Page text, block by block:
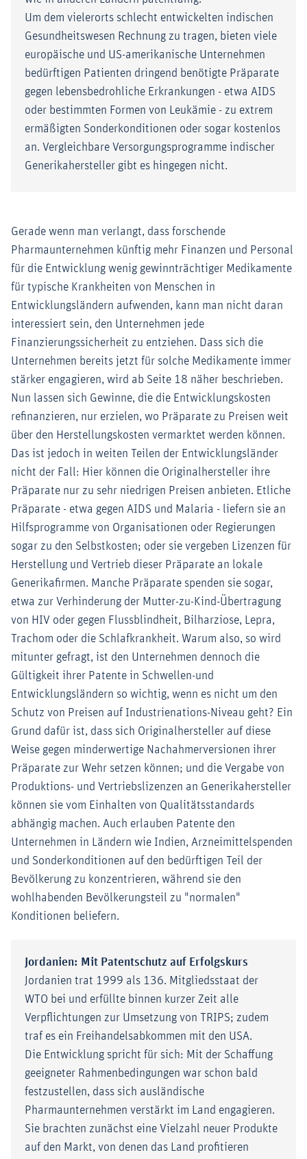
Um dem vielerorts schlecht entwickelten indischen
Gesundheitswesen Rechnung zu tragen, bieten viele
europäische und US-amerikanische Unternehmen
bedürftigen Patienten dringend benötigte Präparate
gegen lebensbedrohliche Erkrankungen - etwa AIDS
oder bestimmten Formen von Leukämie - zu extrem
ermäßigten Sonderkonditionen oder sogar kostenlos
an. Vergleichbare Versorgungsprogramme indischer
Generikahersteller gibt es hingegen nicht.
Gerade wenn man verlangt, dass forschende
Pharmaunternehmen künftig mehr Finanzen und Personal
für die Entwicklung wenig gewinnträchtiger Medikamente
für typische Krankheiten von Menschen in
Entwicklungsländern aufwenden, kann man nicht daran
interessiert sein, den Unternehmen jede
Finanzierungssicherheit zu entziehen. Dass sich die
Unternehmen bereits jetzt für solche Medikamente immer
stärker engagieren, wird ab Seite 18 näher beschrieben.
Nun lassen sich Gewinne, die die Entwicklungskosten
refinanzieren, nur erzielen, wo Präparate zu Preisen weit
über den Herstellungskosten vermarktet werden können.
Das ist jedoch in weiten Teilen der Entwicklungsländer
nicht der Fall: Hier können die Originalhersteller ihre
Präparate nur zu sehr niedrigen Preisen anbieten. Etliche
Präparate - etwa gegen AIDS und Malaria - liefern sie an
Hilfsprogramme von Organisationen oder Regierungen
sogar zu den Selbstkosten; oder sie vergeben Lizenzen für
Herstellung und Vertrieb dieser Präparate an lokale
Generikafirmen. Manche Präparate spenden sie sogar,
etwa zur Verhinderung der Mutter-zu-Kind-Übertragung
von HIV oder gegen Flussblindheit, Bilharziose, Lepra,
Trachom oder die Schlafkrankheit. Warum also, so wird
mitunter gefragt, ist den Unternehmen dennoch die
Gültigkeit ihrer Patente in Schwellen-und
Entwicklungsländern so wichtig, wenn es nicht um den
Schutz von Preisen auf Industrienations-Niveau geht? Ein
Grund dafür ist, dass sich Originalhersteller auf diese
Weise gegen minderwertige Nachahmerversionen ihrer
Präparate zur Wehr setzen können; und die Vergabe von
Produktions- und Vertriebslizenzen an Generikahersteller
können sie vom Einhalten von Qualitätsstandards
abhängig machen. Auch erlauben Patente den
Unternehmen in Ländern wie Indien, Arzneimittelspenden
und Sonderkonditionen auf den bedürftigen Teil der
Bevölkerung zu konzentrieren, während sie den
wohlhabenden Bevölkerungsteil zu "normalen"
Konditionen beliefern.
Jordanien: Mit Patentschutz auf Erfolgskurs
Jordanien trat 1999 als 136. Mitgliedsstaat der
WTO bei und erfüllte binnen kurzer Zeit alle
Verpflichtungen zur Umsetzung von TRIPS; zudem
traf es ein Freihandelsabkommen mit den USA.
Die Entwicklung spricht für sich: Mit der Schaffung
geeigneter Rahmenbedingungen war schon bald
festzustellen, dass sich ausländische
Pharmaunternehmen verstärkt im Land engagieren.
Sie brachten zunächst eine Vielzahl neuer Produkte
auf den Markt, von denen das Land profitieren